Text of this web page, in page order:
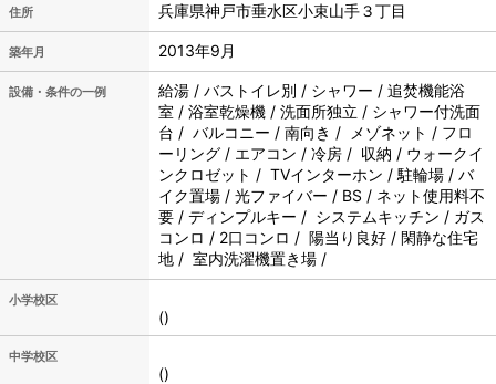
住所 兵庫県神戸市垂水区小束山手３丁目
築年月 2013年9月
設備・条件の一例
給湯 / バストイレ別 / シャワー / 追焚機能浴
室 / 浴室乾燥機 / 洗面所独立 / シャワー付洗面
台 / バルコニー / 南向き / メゾネット / フロ
ーリング / エアコン / 冷房 / 収納 / ウォークイ
ンクロゼット / TVインターホン / 駐輪場 / バ
イク置場 / 光ファイバー / BS / ネット使用料不
要 / ディンプルキー / システムキッチン / ガス
コンロ / 2口コンロ / 陽当り良好 / 閑静な住宅
地 / 室内洗濯機置き場 /
小学校区
()
中学校区
()